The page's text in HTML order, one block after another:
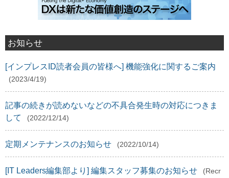
お知らせ
[インプレスID読者会員の皆様へ] 機能強化に関するご案内
(2023/4/19)
記事の続きが読めないなどの不具合発生時の対応につきま
して
(2022/12/14)
定期メンテナンスのお知らせ (2022/10/14)
[IT Leaders編集部より] 編集スタッフ募集のお知らせ
(Recr